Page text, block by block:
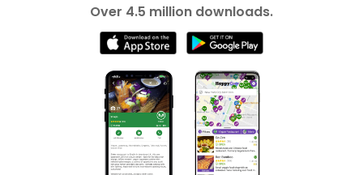
Over 4.5 million downloads.